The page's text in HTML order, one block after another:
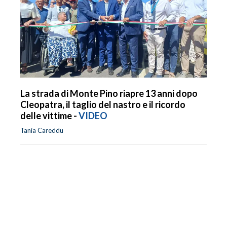
La strada di Monte Pino riapre 13 anni dopo
Cleopatra, il taglio del nastro e il ricordo
delle vittime -VIDEO
Tania Careddu